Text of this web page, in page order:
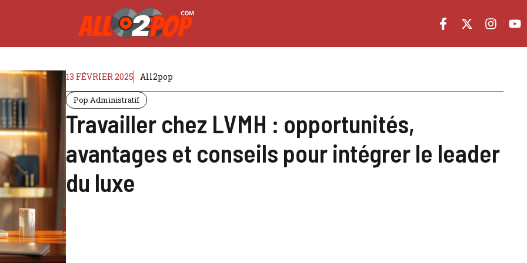
13 FÉVRIER 2025 All2pop
Pop Administratif
Travailler chez LVMH : opportunités,
avantages et conseils pour intégrer le leader
du luxe